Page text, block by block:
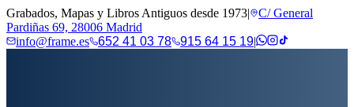
Grabados, Mapas y Libros Antiguos desde 1973|
C/ General
Pardiñas 69, 28006 Madrid
info@frame.es
652 41 03 78 915 64 15 19|